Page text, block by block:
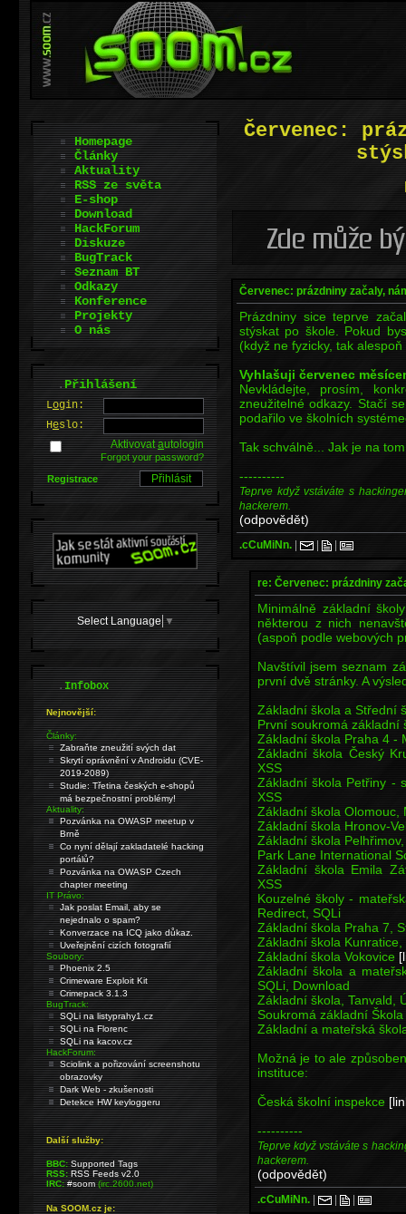
Červenec:
Červenec: prázdniny začaly,
Prázdniny sice teprve
stýskat po škole. Pokud
(když ne fyzicky, tak
Vyhlašuji červenec
Nevkládejte, prosím,
zneužitelné odkazy. Stačí
podařilo ve školních
Tak schválně... Jak je na
----------
Teprve když vstáváte s
hackerem.
(odpovědět)
.cCuMiNn. | | |
re: Červenec: prázdniny
Minimálně základní
některou z nich
(aspoň podle webových
Navštívil jsem seznam
první dvě stránky. A
Základní škola a Střední
První soukromá základní
Základní škola Praha 4 -
Základní škola Český
XSS
Základní škola Petřiny -
XSS
Základní škola
Základní škola Hronov-
Základní škola
Park Lane International
Základní škola Emila
XSS
Kouzelné školy -
Redirect, SQLi
Základní škola Praha 7,
Základní škola
Základní škola Vokovice
Základní škola a
SQLi, Download
Základní škola, Tanvald,
Soukromá základní
Základní a mateřská
Možná je to ale
instituce:
Česká školní inspekce
----------
Teprve když vstáváte s
hackerem.
(odpovědět)
.cCuMiNn. | | |
Homepage
Články
Aktuality
RSS ze světa
E-shop
Download
HackForum
Diskuze
BugTrack
Seznam BT
Odkazy
Konference
Projekty
O nás
.Přihlášení
Login:
Heslo:
Aktivovatautologin
Forgot your password?
Registrace
Select Language ▼
.Infobox
Nejnovější:
Články:
Zabraňte zneužití svých dat
Skrytí oprávnění v Androidu (CVE-
2019-2089)
Studie: Třetina českých e-shopů
má bezpečnostní problémy!
Aktuality:
Pozvánka na OWASP meetup v
Brně
Co nyní dělají zakladatelé hacking
portálů?
Pozvánka na OWASP Czech
chapter meeting
IT Právo:
Jak poslat Email, aby se
nejednalo o spam?
Konverzace na ICQ jako důkaz.
Uveřejnění cizích fotografií
Soubory:
Phoenix 2.5
Crimeware Exploit Kit
Crimepack 3.1.3
BugTrack:
SQLi na listyprahy1.cz
SQLi na Florenc
SQLi na kacov.cz
HackForum:
Sciolink a pořizování screenshotu
obrazovky
Dark Web - zkušenosti
Detekce HW keyloggeru
Další služby:
BBC: Supported Tags
RSS: RSS Feeds v2.0
IRC: #soom(irc.2600.net)
Na SOOM.cz je: